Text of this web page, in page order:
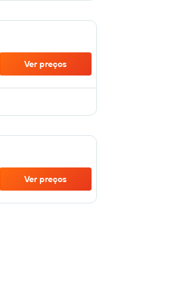
Ver preços
Ver preços